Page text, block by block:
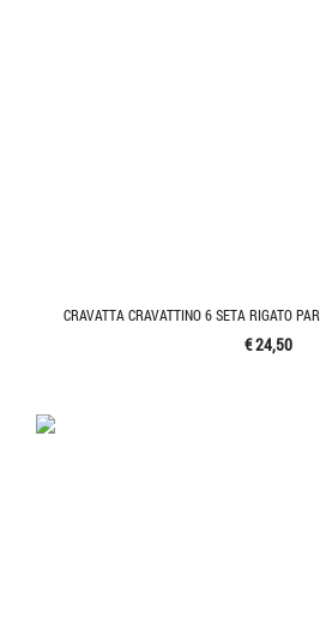
CRAVATTA CRAVATTINO 6 SETA RIGATO
€ 24,50